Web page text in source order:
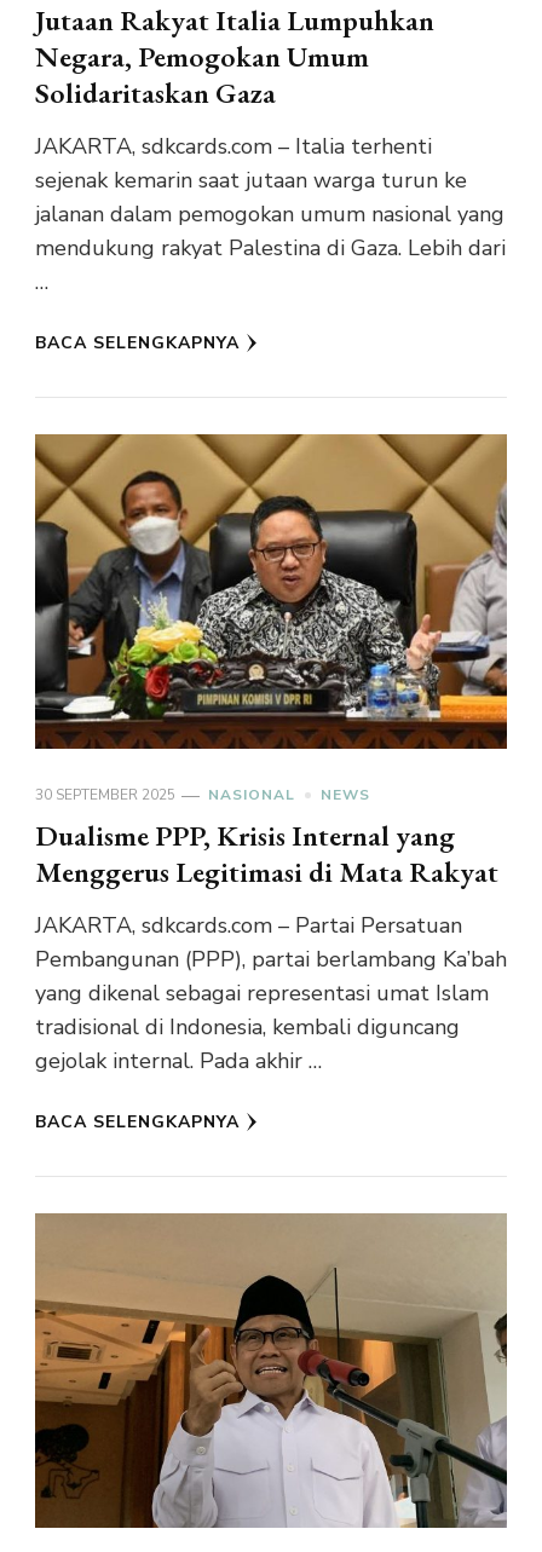
Jutaan Rakyat Italia Lumpuhkan
Negara, Pemogokan Umum
Solidaritaskan Gaza
JAKARTA, sdkcards.com – Italia terhenti
sejenak kemarin saat jutaan warga turun ke
jalanan dalam pemogokan umum nasional yang
mendukung rakyat Palestina di Gaza. Lebih dari
…
BACA SELENGKAPNYA
30 SEPTEMBER 2025 NASIONAL NEWS
Dualisme PPP, Krisis Internal yang
Menggerus Legitimasi di Mata Rakyat
JAKARTA, sdkcards.com – Partai Persatuan
Pembangunan (PPP), partai berlambang Ka’bah
yang dikenal sebagai representasi umat Islam
tradisional di Indonesia, kembali diguncang
gejolak internal. Pada akhir …
BACA SELENGKAPNYA